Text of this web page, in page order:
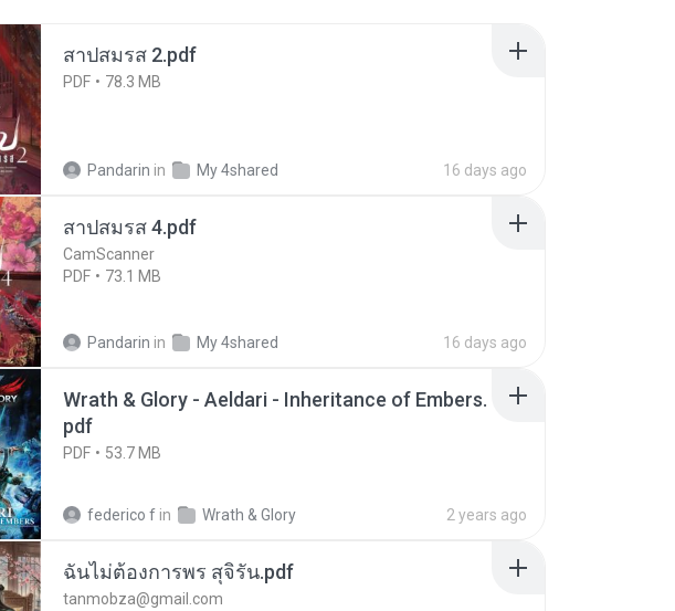
สาปสมรส 2.pdf
PDF 78.3 MB
Pandarin in My 4shared 16 days ago
สาปสมรส 4.pdf
CamScanner
PDF
73.1 MB
Pandarin in My 4shared 16 days ago
Wrath & Glory - Aeldari - Inheritance of Embers.
pdf
PDF 53.7 MB
federico f in Wrath & Glory 2 years ago
ฉันไม่ต้องการพร สุจิรัน.pdf
tanmobza@gmail.com